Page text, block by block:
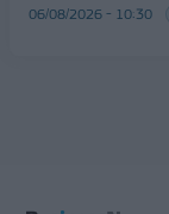
06/08/2026 - 10:30